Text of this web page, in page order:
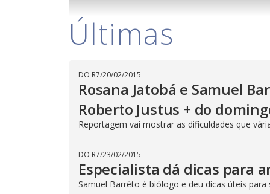
o
s
M
u
d
o
Últimas
DO R7/20/02/2015
Rosana Jatobá e Samuel
Roberto Justus + do
Reportagem vai mostrar as dificuldades que
DO R7/23/02/2015
Especialista dá dicas para
Samuel Barrêto é biólogo e deu dicas úteis para